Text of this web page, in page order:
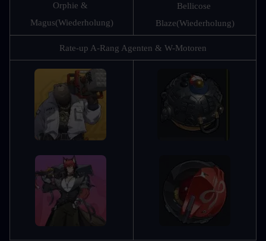
Orphie &
Magus(Wiederholung)
Bellicose
Blaze(Wiederholung)
Rate-up A-Rang Agenten & W-Motoren